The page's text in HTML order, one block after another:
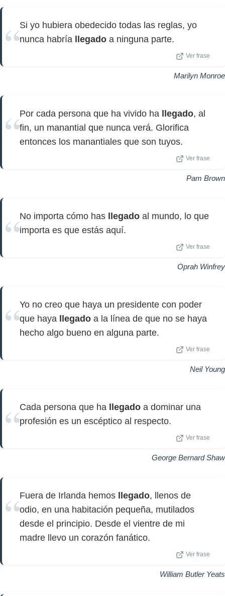
Si yo hubiera obedecido todas las reglas, yo
nunca habría
llegado a ninguna parte.
Ver frase
Marilyn Monroe
Por cada persona que ha vivido ha llegado, al
fin, un manantial que nunca verá. Glorifica
entonces los manantiales que son tuyos.
Ver frase
Pam Brown
No importa cómo has llegado al mundo, lo que
importa es que estás aquí.
Ver frase
Oprah Winfrey
Yo no creo que haya un presidente con poder
que haya
llegado a la línea de que no se haya
hecho algo bueno en alguna parte.
Ver frase
Neil Young
Cada persona que ha llegado a dominar una
profesión es un escéptico al respecto.
Ver frase
George Bernard Shaw
Fuera de Irlanda hemos llegado, llenos de
odio, en una habitación pequeña, mutilados
desde el principio. Desde el vientre de mi
madre llevo un corazón fanático.
Ver frase
William Butler Yeats